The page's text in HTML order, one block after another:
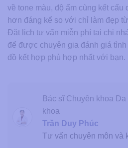
về tone màu, độ ẩm cùng kết cấu
hơn đáng kể so với chỉ làm đẹp
Đặt lịch tư vấn miễn phí tại chi
để được chuyên gia đánh giá
đồ kết hợp phù hợp nhất với bạn.
Bác sĩ Chuyên khoa
khoa
Trần Duy Phúc
Tư vấn chuyên môn và